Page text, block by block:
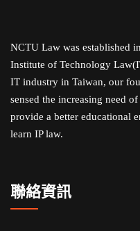
NCTU Law was established
Institute of Technology
IT industry in Taiwan, our
sensed the increasing need
provide a better educational
learn IP law.
聯絡資訊